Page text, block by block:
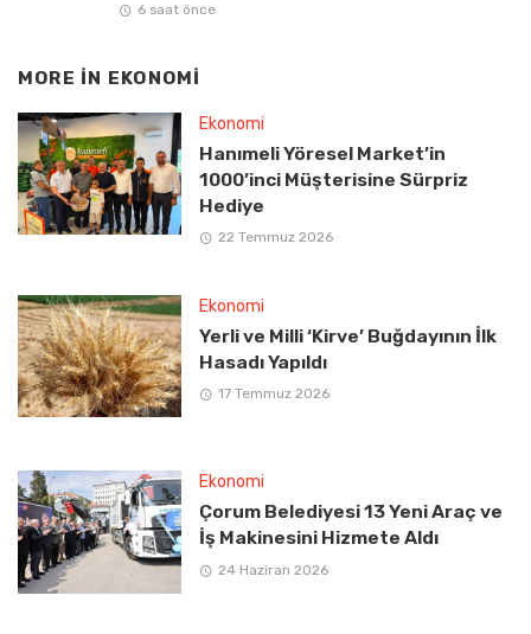
6 saat önce
MORE IN EKONOMI
Ekonomi
Hanımeli Yöresel Market’in
1000’inci Müşterisine Sürpriz
Hediye
22 Temmuz 2026
Ekonomi
Yerli ve Milli ‘Kirve’ Buğdayının İlk
Hasadı Yapıldı
17 Temmuz 2026
Ekonomi
Çorum Belediyesi 13 Yeni Araç ve
İş Makinesini Hizmete Aldı
24 Haziran 2026